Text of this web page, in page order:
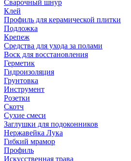
Сварочный шнур
Клей
Профиль для керамической плитки
Подложка
Крепеж
Средства для ухода за полами
Воск для восстановления
Герметик
Гидроизоляция
Грунтовка
Инструмент
Розетки
Скотч
Сухие смеси
Заглушки для подоконников
Нержавейка Лука
Гибкий мрамор
Профиль
Искусственная трава